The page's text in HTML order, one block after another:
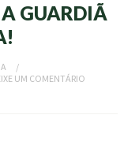
GUARDIÃ
UM COMENTÁRIO